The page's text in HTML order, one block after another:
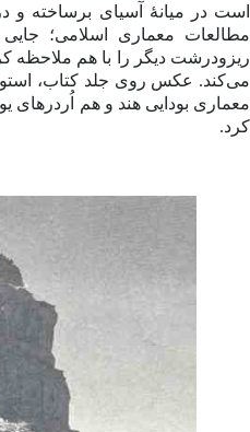
است در میانهٔ آسیای برساخته و
مطالعات معماری اسلامی؛
ریزودرشت دیگر را با هم ملاحظه
می‌کند. عکس روی جلد کتاب،
معماری بودایی هند و هم اُردرهای
کرد.